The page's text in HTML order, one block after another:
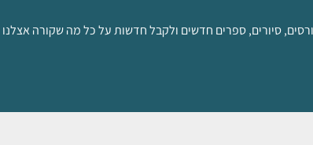
סיורים, ספרים חדשים ולקבל חדשות על כל מה שקורה אצלנו